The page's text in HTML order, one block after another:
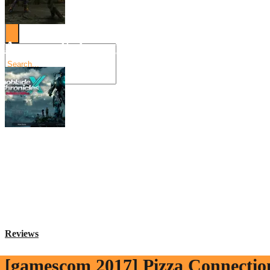
Angespielt: Legacy of Kain: Soul Reaver
Reviews
[gamescom 2017] Pizza